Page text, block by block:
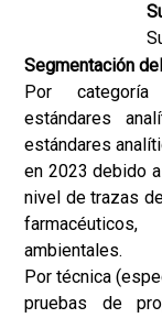
Segmentación
Por categoría
estándares
estándares
en 2023 debido
nivel de trazas
ambientales.
Por técnica
pruebas de